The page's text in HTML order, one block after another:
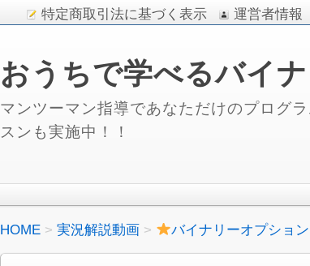
特定商取引法に基づく表示 運営者情報
おうちで学べるバイ
マンツーマン指導であなただけのプログ
スンも実施中！！
HOME 実況解説動画 バイナリーオプショ